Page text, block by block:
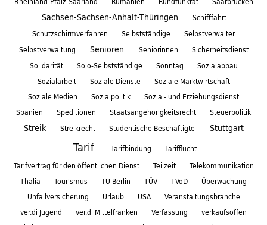
Sachsen-Sachsen-Anhalt-Thüringen
Schifffahrt
Schutzschirmverfahren
Selbstständige
Selbstverwalter
Selbstverwaltung
Senioren Seniorinnen
Sicherheitsdienst
Solidarität
Solo-Selbstständige Sonntag
Sozialabbau
Sozialarbeit
Soziale Dienste
Soziale Marktwirtschaft
Soziale Medien
Sozialpolitik
Sozial- und Erziehungsdienst
Spanien
Speditionen Staatsangehörigkeitsrecht Steuerpolitik
Streik Streikrecht Studentische Beschäftigte Stuttgart
Tarif Tarifbindung
Tarifflucht
Tarifvertrag für den öffentlichen Dienst
Teilzeit
Telekommunikation
Thalia
Tourismus TU Berlin TÜV TVöD
Überwachung
Unfallversicherung
Urlaub USA
Veranstaltungsbranche
ver.di Jugend
ver.di Mittelfranken Verfassung
verkaufsoffen